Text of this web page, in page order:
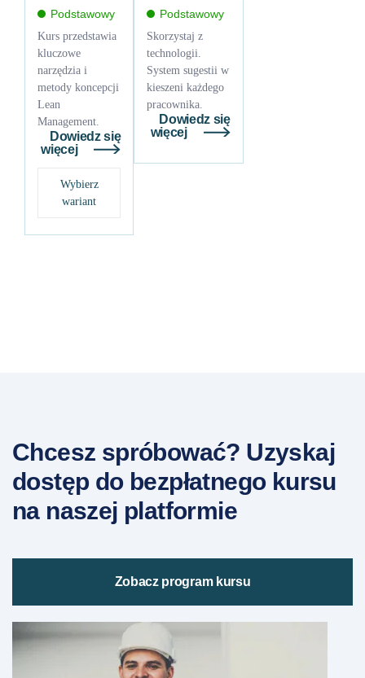
Podstawowy
Kurs przedstawia
kluczowe
narzędzia i
metody koncepcji
Lean
Management.
Dowiedz się
więcej
Wybierz
wariant
Podstawowy
Skorzystaj z
technologii.
System sugestii w
kieszeni każdego
pracownika.
Dowiedz się
więcej
Chcesz spróbować? Uzyskaj
dostęp do bezpłatnego kursu
na naszej platformie
Zobacz program kursu